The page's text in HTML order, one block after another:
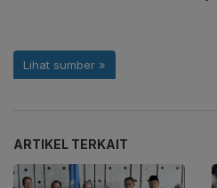
ARTIKEL TERKAIT